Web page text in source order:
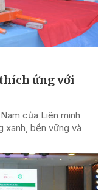
ứng với
của Liên minh
xanh, bền vững và